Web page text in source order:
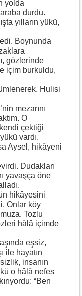
yolda
durdu.
yılların yükü,
Boynunda
gözlerinde
içim burkuldu,
Hulisi
mezarını
O
çektiği
vardı.
Aysel, hikâyeni
Dudakları
yavaşça öne
hikâyesini
Onlar köy
Tozlu
hâlâ içimde
eşsiz,
ile hayatın
insanın
o hâlâ nefes
“Ben